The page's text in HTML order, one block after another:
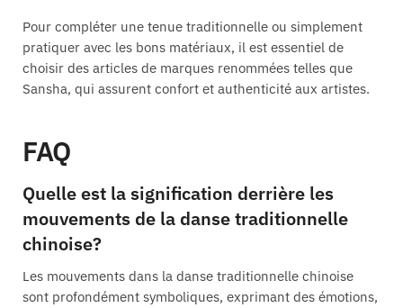
Pour compléter une tenue traditionnelle ou simplement
pratiquer avec les bons matériaux, il est essentiel de
choisir des articles de marques renommées telles que
Sansha, qui assurent confort et authenticité aux artistes.
FAQ
Quelle est la signification derrière les
mouvements de la danse traditionnelle
chinoise?
Les mouvements dans la danse traditionnelle chinoise
sont profondément symboliques, exprimant des émotions,